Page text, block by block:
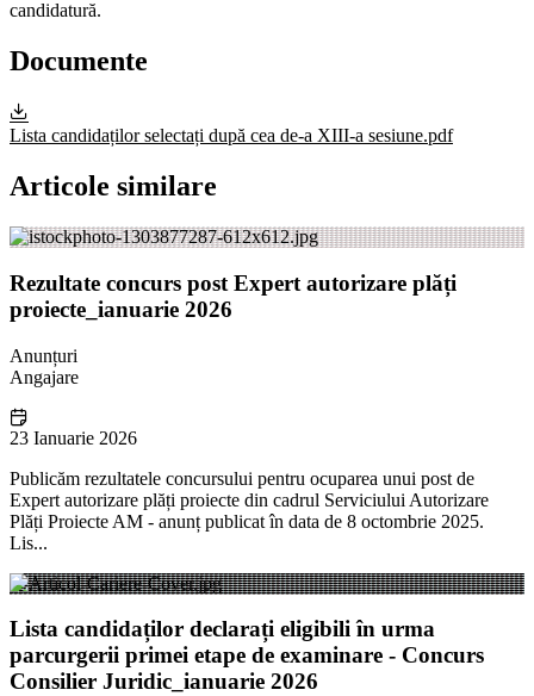
candidatură.
Documente
Lista candidaților selectați după cea de-a XIII-a sesiune.pdf
Articole similare
Rezultate concurs post Expert autorizare plăți
proiecte_ianuarie 2026
Anunțuri
Angajare
23 Ianuarie 2026
Publicăm rezultatele concursului pentru ocuparea unui post de
Expert autorizare plăți proiecte din cadrul Serviciului Autorizare
Plăți Proiecte AM - anunț publicat în data de 8 octombrie 2025.
Lis...
Lista candidaților declarați eligibili în urma
parcurgerii primei etape de examinare - Concurs
Consilier Juridic_ianuarie 2026